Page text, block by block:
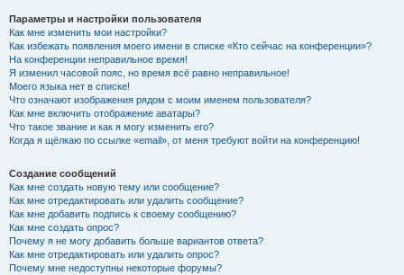
Параметры и настройки пользователя
Как мне изменить мои настройки?
Как избежать появления моего имени в списке «Кто сейчас на конференции»?
На конференции неправильное время!
Я изменил часовой пояс, но время всё равно неправильное!
Моего языка нет в списке!
Что означают изображения рядом с моим именем пользователя?
Как мне включить отображение аватары?
Что такое звание и как я могу изменить его?
Когда я щёлкаю по ссылке «email», от меня требуют войти на конференцию!
Создание сообщений
Как мне создать новую тему или сообщение?
Как мне отредактировать или удалить сообщение?
Как мне добавить подпись к своему сообщению?
Как мне создать опрос?
Почему я не могу добавить больше вариантов ответа?
Как мне отредактировать или удалить опрос?
Почему мне недоступны некоторые форумы?